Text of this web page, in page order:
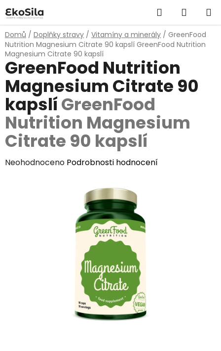
na
obsah
Hledat
KOŠÍK
Domů / Doplňky stravy / Vitamíny a minerály / GreenFood
Nutrition Magnesium Citrate 90 kapslí GreenFood Nutrition
Magnesium Citrate 90 kapslí
GreenFood Nutrition
Magnesium Citrate 90
kapslíGreenFood
Nutrition Magnesium
Citrate 90 kapslí
Průměrné
Neohodnoceno Podrobnosti hodnocení